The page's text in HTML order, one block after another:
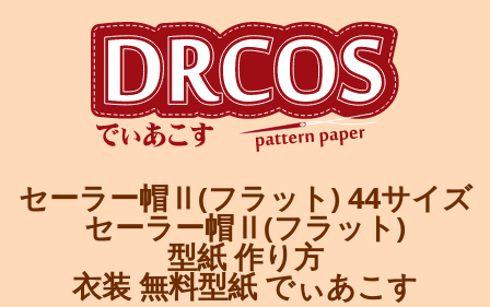
セーラー帽Ⅱ(フラット) 44サイズ
セーラー帽Ⅱ(フラット)
型紙 作り方
衣装 無料型紙 でぃあこす